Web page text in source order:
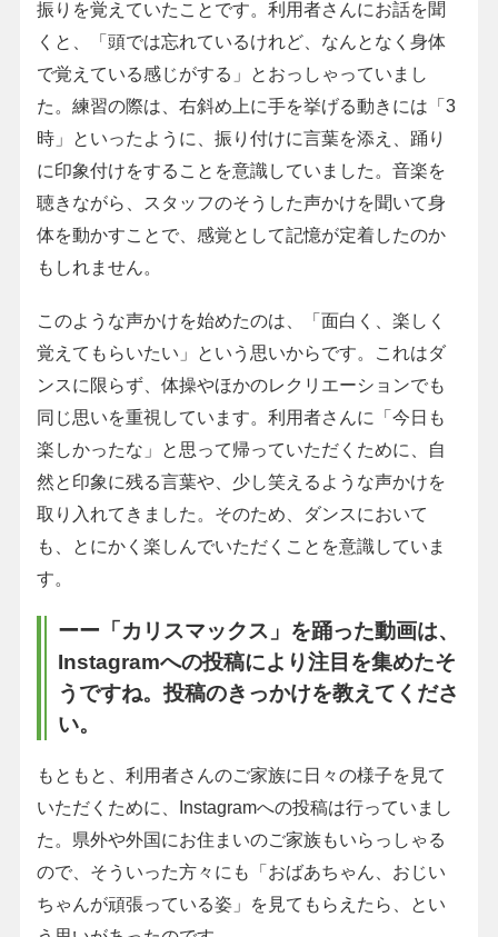
振りを覚えていたことです。利用者さんにお話を聞
くと、「頭では忘れているけれど、なんとなく身体
で覚えている感じがする」とおっしゃっていまし
た。練習の際は、右斜め上に手を挙げる動きには「3
時」といったように、振り付けに言葉を添え、踊り
に印象付けをすることを意識していました。音楽を
聴きながら、スタッフのそうした声かけを聞いて身
体を動かすことで、感覚として記憶が定着したのか
もしれません。
このような声かけを始めたのは、「面白く、楽しく
覚えてもらいたい」という思いからです。これはダ
ンスに限らず、体操やほかのレクリエーションでも
同じ思いを重視しています。利用者さんに「今日も
楽しかったな」と思って帰っていただくために、自
然と印象に残る言葉や、少し笑えるような声かけを
取り入れてきました。そのため、ダンスにおいて
も、とにかく楽しんでいただくことを意識していま
す。
ーー「カリスマックス」を踊った動画は、
Instagramへの投稿により注目を集めたそ
うですね。投稿のきっかけを教えてくださ
い。
もともと、利用者さんのご家族に日々の様子を見て
いただくために、Instagramへの投稿は行っていまし
た。県外や外国にお住まいのご家族もいらっしゃる
ので、そういった方々にも「おばあちゃん、おじい
ちゃんが頑張っている姿」を見てもらえたら、とい